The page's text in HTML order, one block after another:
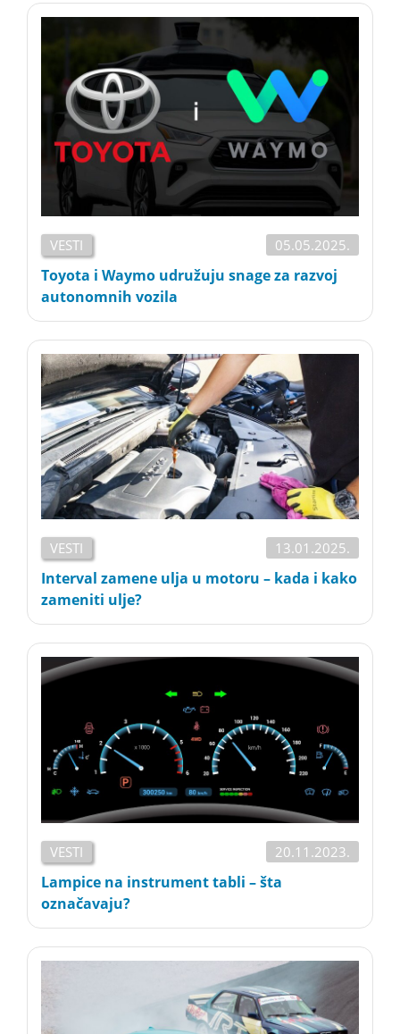
VESTI 05.05.2025.
Toyota i Waymo udružuju snage za razvoj
autonomnih vozila
VESTI 13.01.2025.
Interval zamene ulja u motoru – kada i kako
zameniti ulje?
VESTI 20.11.2023.
Lampice na instrument tabli – šta
označavaju?